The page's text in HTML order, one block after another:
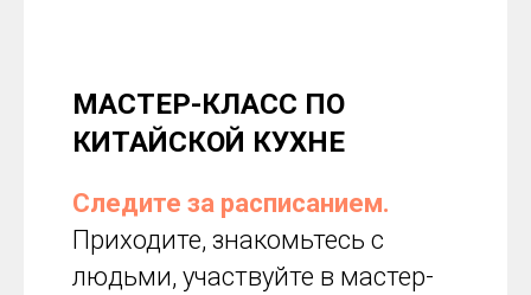
МАСТЕР-КЛАСС ПО
КИТАЙСКОЙ КУХНЕ
Следите за расписанием.
Приходите, знакомьтесь с
людьми, участвуйте в мастер-